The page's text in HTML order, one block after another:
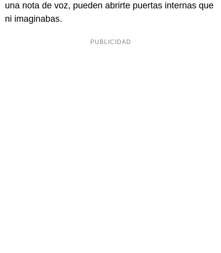
una nota de voz, pueden abrirte puertas internas que
ni imaginabas.